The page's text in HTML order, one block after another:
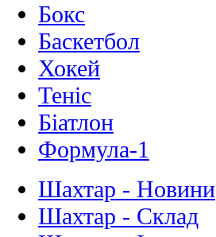
Бокс
Баскетбол
Хокей
Теніс
Біатлон
Формула-1
Шахтар - Новини
Шахтар - Склад